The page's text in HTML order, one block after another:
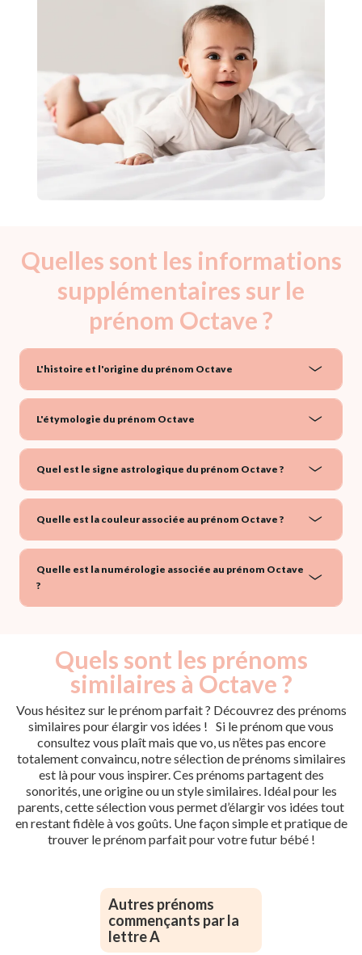
Quelles sont les informations
supplémentaires sur le
prénom Octave ?
L'histoire et l'origine du prénom Octave
L'étymologie du prénom Octave
Quel est le signe astrologique du prénom Octave ?
Quelle est la couleur associée au prénom Octave ?
Quelle est la numérologie associée au prénom Octave
?
Quels sont les prénoms
similaires à Octave ?
Vous hésitez sur le prénom parfait ? Découvrez des prénoms
similaires pour élargir vos idées ! Si le prénom que vous
consultez vous plaît mais que vo, us n’êtes pas encore
totalement convaincu, notre sélection de prénoms similaires
est là pour vous inspirer. Ces prénoms partagent des
sonorités, une origine ou un style similaires. Idéal pour les
parents, cette sélection vous permet d’élargir vos idées tout
en restant fidèle à vos goûts. Une façon simple et pratique de
trouver le prénom parfait pour votre futur bébé !
Autres prénoms
commençants par la
lettre A